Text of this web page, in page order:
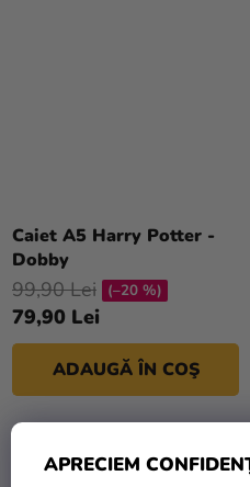
APRECIEM
Caiet A5 Harry Potter -
Dobby
79,90 Lei
99,90 Lei (–20 %)
ADAUGĂ ÎN COŞ